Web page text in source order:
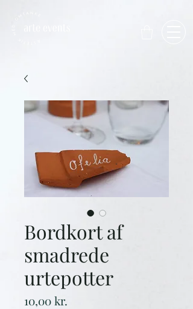
Bordkort af
smadrede
urtepotter
10,00 kr.